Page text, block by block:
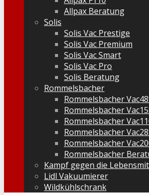
Allpax Beratung
Solis
Solis Vac Prestige
Solis Vac Premium
Solis Vac Smart
Solis Vac Pro
Solis Beratung
Rommelsbacher
Rommelsbacher
Rommelsbacher
Rommelsbacher
Rommelsbacher
Rommelsbacher
Rommelsbacher
Kampf gegen die
Lidl Vakuumierer
Wildkühlschrank